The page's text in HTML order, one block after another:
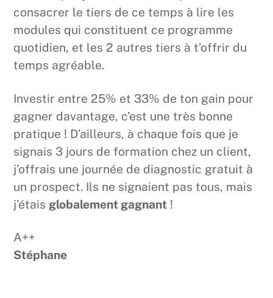
consacrer le tiers de ce temps à lire les
modules qui constituent ce programme
quotidien, et les 2 autres tiers à t’offrir du
temps agréable.
Investir entre 25% et 33% de ton gain pour
gagner davantage, c’est une très bonne
pratique ! D’ailleurs, à chaque fois que je
signais 3 jours de formation chez un client,
j’offrais une journée de diagnostic gratuit à
un prospect. Ils ne signaient pas tous, mais
j’étais globalement gagnant !
A++
Stéphane